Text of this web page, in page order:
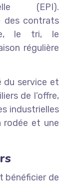
(EPI).
des contrats
le tri, le
régulière
du service et
de l’offre,
industrielles
rodée et une
bénéficier de